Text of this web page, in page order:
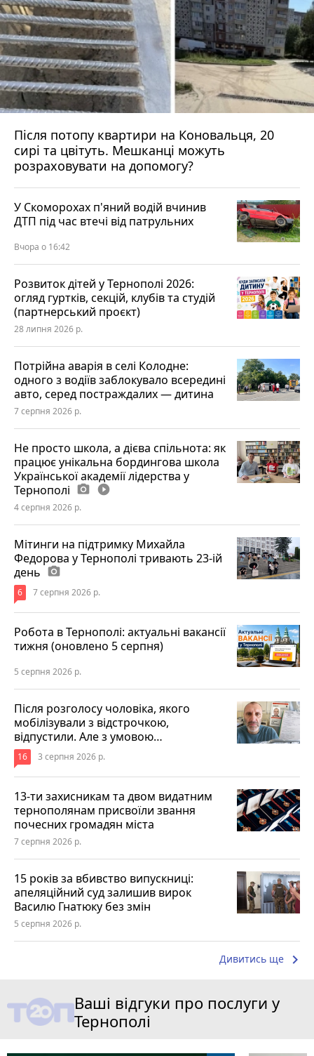
Після потопу квартири на Коновальця, 20
сирі та цвітуть. Мешканці можуть
розраховувати на допомогу?
У Скоморохах п'яний водій вчинив
ДТП під час втечі від патрульних
Вчора о 16:42
Розвиток дітей у Тернополі 2026:
огляд гуртків, секцій, клубів та студій
(партнерський проєкт)
28 липня 2026 р.
Потрійна аварія в селі Колодне:
одного з водіїв заблокувало всередині
авто, серед постраждалих — дитина
7 серпня 2026 р.
Не просто школа, а дієва спільнота: як
працює унікальна бордингова школа
Української академії лідерства у
Тернополі photo_camera play_circle_filled
4 серпня 2026 р.
Мітинги на підтримку Михайла
Федорова у Тернополі тривають 23-ій
день photo_camera
6 7 серпня 2026 р.
Робота в Тернополі: актуальні вакансії
тижня (оновлено 5 серпня)
5 серпня 2026 р.
Після розголосу чоловіка, якого
мобілізували з відстрочкою,
відпустили. Але з умовою…
16 3 серпня 2026 р.
13-ти захисникам та двом видатним
тернополянам присвоїли звання
почесних громадян міста
7 серпня 2026 р.
15 років за вбивство випускниці:
апеляційний суд залишив вирок
Василю Гнатюку без змін
5 серпня 2026 р.
Дивитись ще keyboard_arrow_right
Ваші відгуки про послуги у
Тернополі